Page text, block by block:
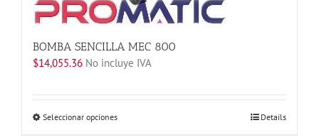
BOMBA SENCILLA MEC 800
$14,055.36 No incluye IVA
Seleccionar opcionesEste
Details